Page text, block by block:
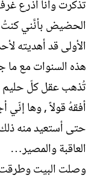
تذكرت وأنا أذرع
الحضيض بأنَّني كنتُ
الأولى قد أهديته
هذه السنوات مع ما
تُذهب عقل كلّ حليم ,
أفقهُ قولاً , وها
حتى أستعيد منه
العاقبة والمصير…
وصلت البيت وطرقت